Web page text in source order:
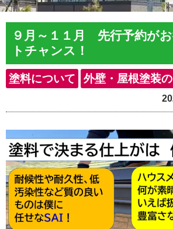
９月～１１月 先行予約が
トチャンス！
塗料について 外壁・屋根塗装